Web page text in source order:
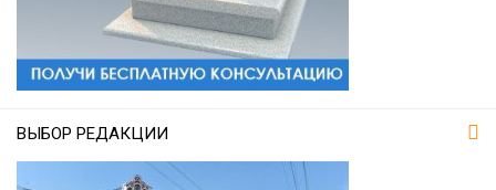
ВЫБОР РЕДАКЦИИ